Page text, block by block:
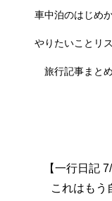
車中泊のはじめ
やりたいことリ
旅行記事まとめ
【一行日記
これはもう